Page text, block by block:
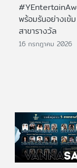
พร้อมรันอย่างเ
สาขารางวัล
16 กรกฎาคม 2026